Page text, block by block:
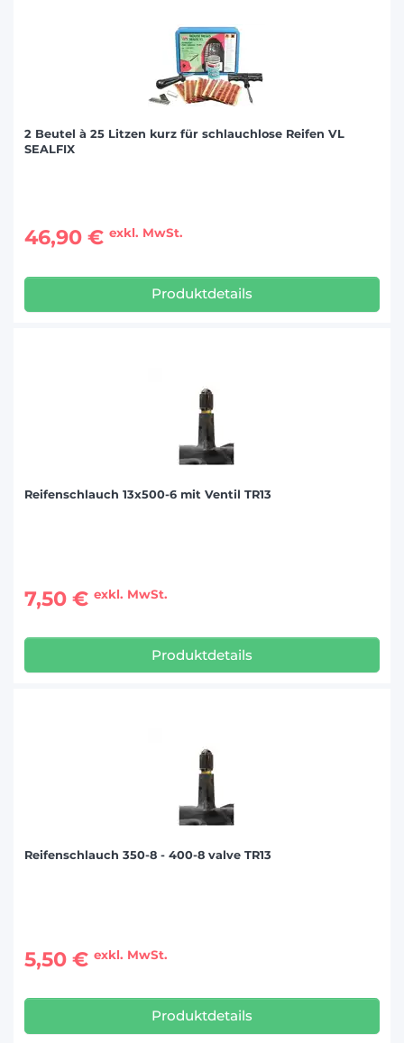
2 Beutel à 25 Litzen kurz für schlauchlose Reifen VL
SEALFIX
46,90 € exkl. MwSt.
Produktdetails
Reifenschlauch 13x500-6 mit Ventil TR13
7,50 € exkl. MwSt.
Produktdetails
Reifenschlauch 350-8 - 400-8 valve TR13
5,50 € exkl. MwSt.
Produktdetails